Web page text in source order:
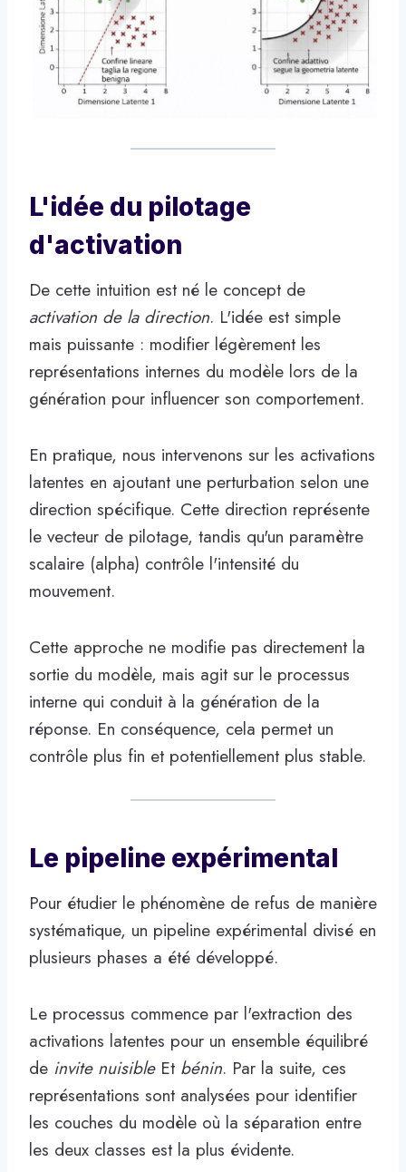
L'idée du pilotage
d'activation
De cette intuition est né le concept de
activation de la direction. L'idée est simple
mais puissante : modifier légèrement les
représentations internes du modèle lors de la
génération pour influencer son comportement.
En pratique, nous intervenons sur les activations
latentes en ajoutant une perturbation selon une
direction spécifique. Cette direction représente
le vecteur de pilotage, tandis qu'un paramètre
scalaire (alpha) contrôle l'intensité du
mouvement.
Cette approche ne modifie pas directement la
sortie du modèle, mais agit sur le processus
interne qui conduit à la génération de la
réponse. En conséquence, cela permet un
contrôle plus fin et potentiellement plus stable.
Le pipeline expérimental
Pour étudier le phénomène de refus de manière
systématique, un pipeline expérimental divisé en
plusieurs phases a été développé.
Le processus commence par l'extraction des
activations latentes pour un ensemble équilibré
de invite nuisible Et bénin. Par la suite, ces
représentations sont analysées pour identifier
les couches du modèle où la séparation entre
les deux classes est la plus évidente.